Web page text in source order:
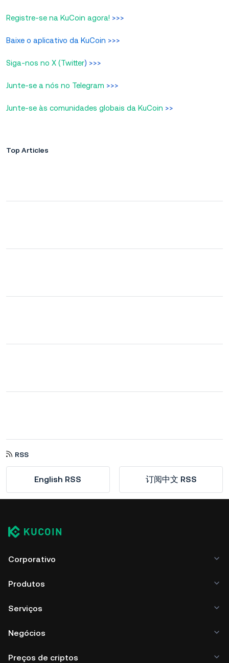
Registre-se na KuCoin agora! >>>
Baixe o aplicativo da KuCoin >>>
Siga-nos no X (Twitter) >>>
Junte-se a nós no Telegram >>>
Junte-se às comunidades globais da KuCoin >>
Top Articles
RSS
English RSS 订阅中文 RSS
Corporativo
Produtos
Serviços
Negócios
Preços de criptos